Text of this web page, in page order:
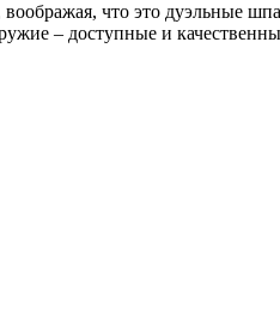
что это дуэльные
– доступные и